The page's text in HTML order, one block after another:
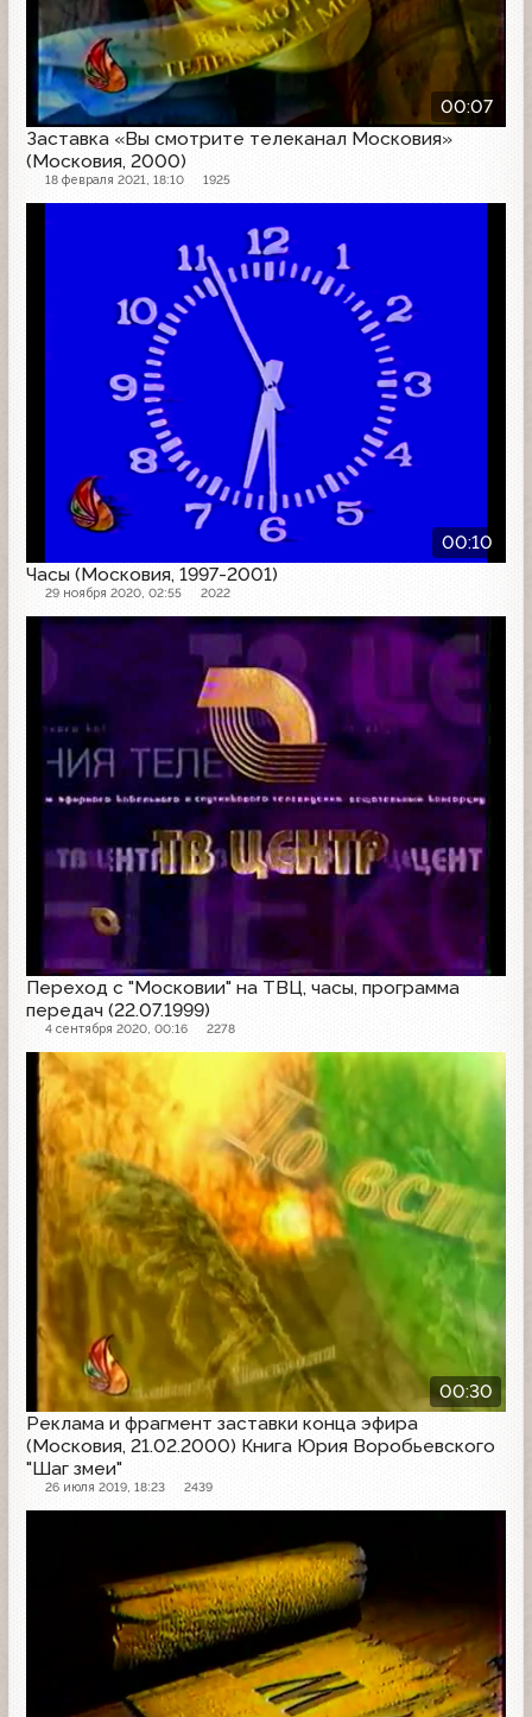
00:07
Заставка «Вы смотрите телеканал Московия»
(Московия, 2000)
18 февраля 2021, 18:10 1925
00:10
Часы (Московия, 1997-2001)
29 ноября 2020, 02:55 2022
Переход с "Московии" на ТВЦ, часы, программа
передач (22.07.1999)
4 сентября 2020, 00:16 2278
Другое
00:30
Реклама и фрагмент заставки конца эфира
(Московия, 21.02.2000) Книга Юрия Воробьевского
"Шаг змеи"
26 июля 2019, 18:23 2439
Другое